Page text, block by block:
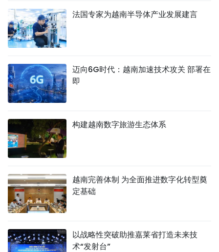
法国专家为越南半导体产业发展建言
迈向6G时代：越南加速技术攻关 部署在
即
构建越南数字旅游生态体系
越南完善体制 为全面推进数字化转型奠
定基础
以战略性突破助推嘉莱省打造未来技
术“发射台”